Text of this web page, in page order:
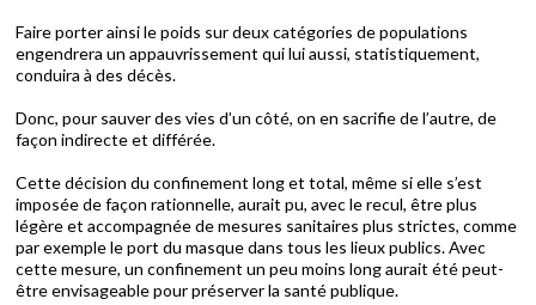
Faire porter ainsi le poids sur deux catégories de populations
engendrera un appauvrissement qui lui aussi, statistiquement,
conduira à des décès.
Donc, pour sauver des vies d’un côté, on en sacrifie de l’autre, de
façon indirecte et différée.
Cette décision du confinement long et total, même si elle s’est
imposée de façon rationnelle, aurait pu, avec le recul, être plus
légère et accompagnée de mesures sanitaires plus strictes, comme
par exemple le port du masque dans tous les lieux publics. Avec
cette mesure, un confinement un peu moins long aurait été peut-
être envisageable pour préserver la santé publique.